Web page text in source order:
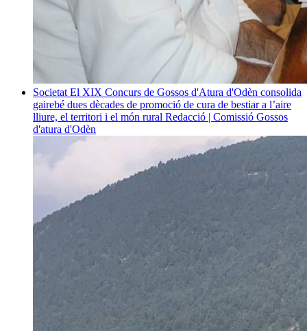
Societat El XIX Concurs de Gossos d'Atura d'Odèn consolida
gairebé dues dècades de promoció de cura de bestiar a l’aire
lliure, el territori i el món rural Redacció | Comissió Gossos
d'atura d'Odèn